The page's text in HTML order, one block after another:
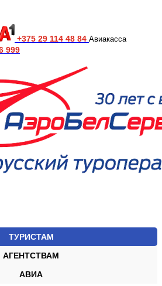
+375 29 114 48 84 Авиакасса
999
ТУРИСТАМ
АГЕНТСТВАМ
АВИА